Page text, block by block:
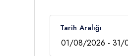
Tarih Aralığı